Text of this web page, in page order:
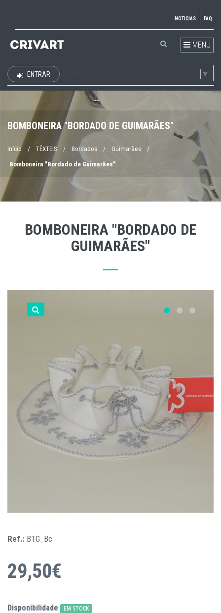
NOTICIAS FAQ
MENU
▼
ENTRAR
BOMBONEIRA "BORDADO DE GUIMARÃES"
Início / TÊXTEIS / Bordados / Guimarães /
Bomboneira "Bordado de Guimarães"
BOMBONEIRA "BORDADO DE
GUIMARÃES"
Ref.: BTG_Bc
29,50€
Disponibilidade EM STOCK